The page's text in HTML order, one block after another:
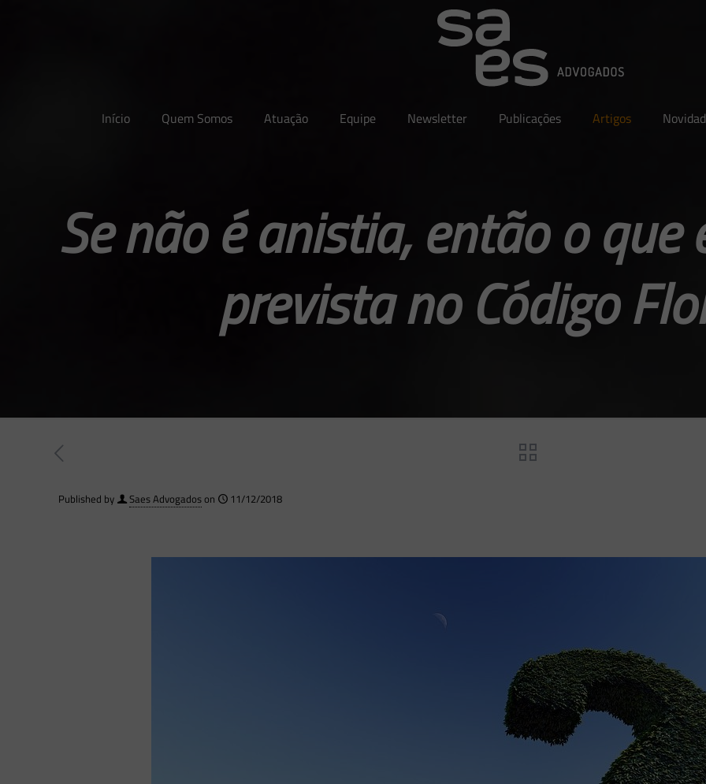
Início Quem Somos Atuação Equipe Newsletter Publicações Artigos
Se não é anistia, então o que
prevista no Código
Published by Saes Advogadoson 11/12/2018